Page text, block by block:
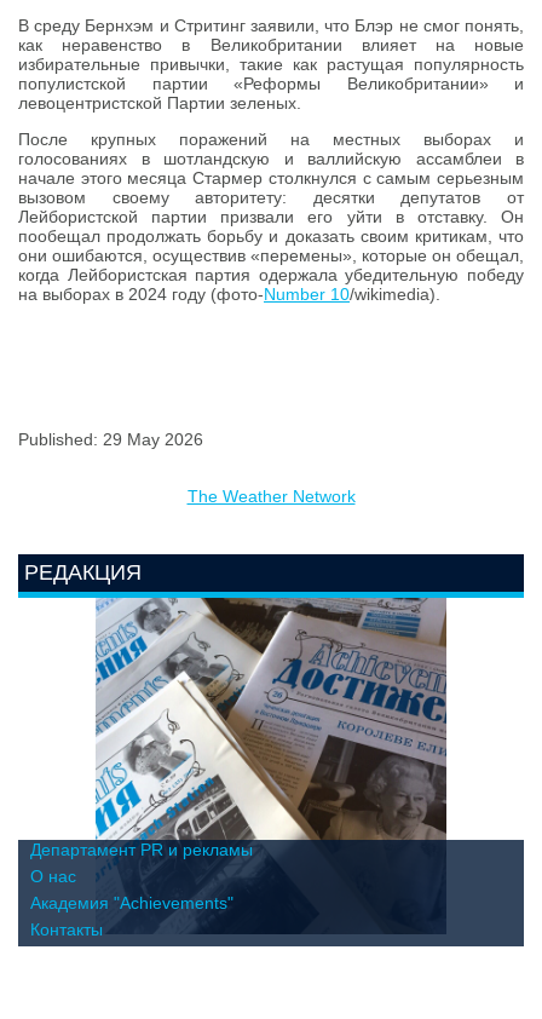
В среду Бернхэм и Стритинг заявили, что Блэр не смог понять,
как неравенство в Великобритании влияет на новые
избирательные привычки, такие как растущая популярность
популистской партии «Реформы Великобритании» и
левоцентристской Партии зеленых.
После крупных поражений на местных выборах и
голосованиях в шотландскую и валлийскую ассамблеи в
начале этого месяца Стармер столкнулся с самым серьезным
вызовом своему авторитету: десятки депутатов от
Лейбористской партии призвали его уйти в отставку. Он
пообещал продолжать борьбу и доказать своим критикам, что
они ошибаются, осуществив «перемены», которые он обещал,
когда Лейбористская партия одержала убедительную победу
на выборах в 2024 году (фото-Number 10/wikimedia).
Published: 29 May 2026
The Weather Network
РЕДАКЦИЯ
Департамент PR и рекламы
О нас
Академия "Achievements"
Контакты